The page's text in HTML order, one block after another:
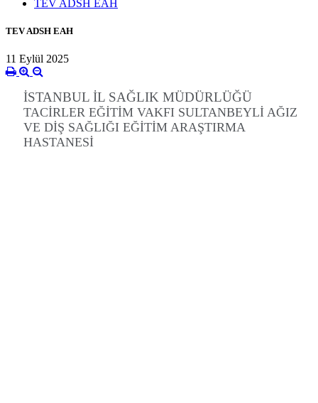
TEV ADSH EAH
TEV ADSH EAH
11 Eylül 2025
İSTANBUL İL SAĞLIK MÜDÜRLÜĞÜ
TACİRLER EĞİTİM VAKFI SULTANBEYLİ AĞIZ
VE DİŞ SAĞLIĞI EĞİTİM ARAŞTIRMA
HASTANESİ